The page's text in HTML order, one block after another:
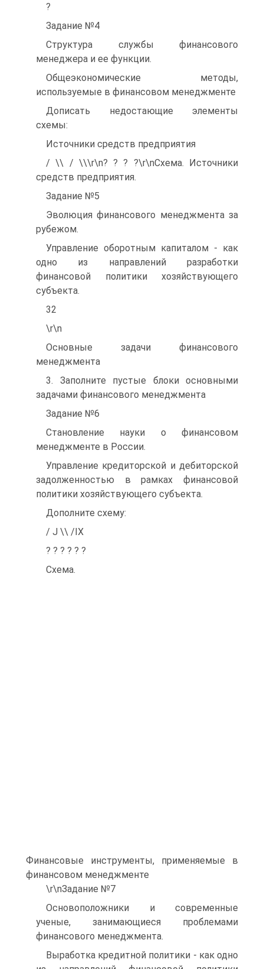
?
Задание №4
Структура службы финансового
менеджера и ее функции.
Общеэкономические методы,
используемые в финансовом менеджменте
Дописать недостающие элементы
схемы:
Источники средств предприятия
/ \\ / \\\r\n? ? ? ?\r\nСхема. Источники
средств предприятия.
Задание №5
Эволюция финансового менеджмента за
рубежом.
Управление оборотным капиталом - как
одно из направлений разработки
финансовой политики хозяйствующего
субъекта.
32
\r\n
Основные задачи финансового
менеджмента
3. Заполните пустые блоки основными
задачами финансового менеджмента
Задание №6
Становление науки о финансовом
менеджменте в России.
Управление кредиторской и дебиторской
задолженностью в рамках финансовой
политики хозяйствующего субъекта.
Дополните схему:
/ J \\ /IX
? ? ? ? ? ?
Схема.
Финансовые инструменты, применяемые в
финансовом менеджменте
\r\nЗадание №7
Основоположники и современные
ученые, занимающиеся проблемами
финансового менеджмента.
Выработка кредитной политики - как одно